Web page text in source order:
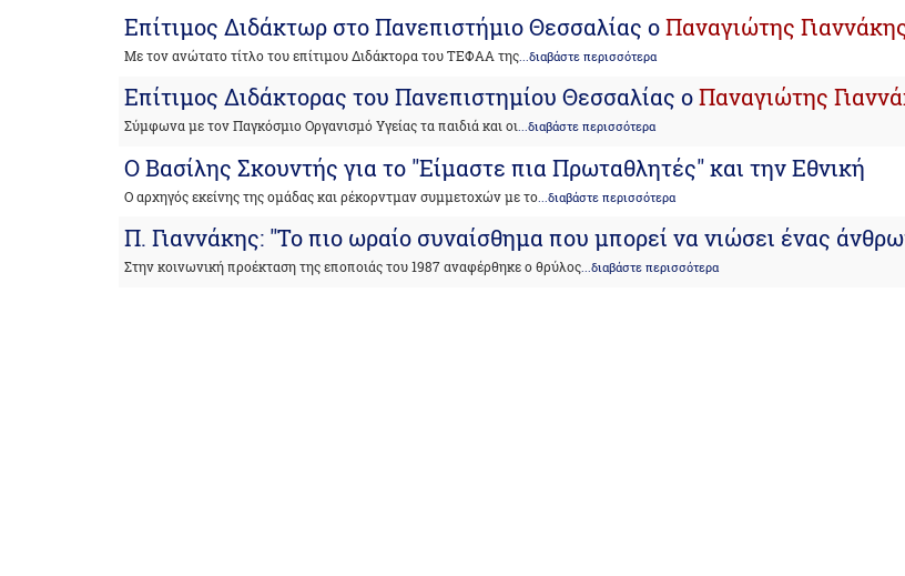
Eπίτιμος Διδάκτωρ στο Πανεπιστήμιο Θεσσαλίας οΠαναγιώτης
Με τον ανώτατο τίτλο του επίτιμου Διδάκτορα του ΤΕΦΑΑ της...διαβάστε περισσότερα
Επίτιμος Διδάκτορας του Πανεπιστημίου Θεσσαλίας οΠαναγιώτης
Σύμφωνα με τον Παγκόσμιο Οργανισμό Υγείας τα παιδιά και οι...διαβάστε περισσότερα
Ο Βασίλης Σκουντής για το "Είμαστε πια Πρωταθλητές" και την Εθνική
Ο αρχηγός εκείνης της ομάδας και ρέκορντμαν συμμετοχών με το ...διαβάστε περισσότερα
Π. Γιαννάκης: "Το πιο ωραίο συναίσθημα που μπορεί να νιώσει ένας
Στην κοινωνική προέκταση της εποποιάς του 1987 αναφέρθηκε ο θρύλος...διαβάστε περισσότερα